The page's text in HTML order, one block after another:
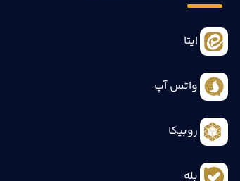
ایتا
واتس آپ
روبیکا
بله